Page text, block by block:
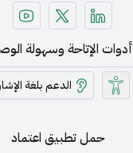
أدوات الإتاحة وسهولة
الدعم بلغة
حمل تطبيق اعتماد